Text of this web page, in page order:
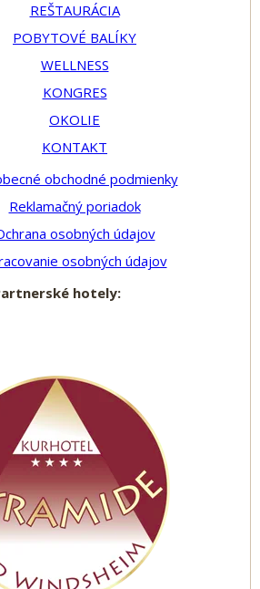
REŠTAURÁCIA
POBYTOVÉ BALÍKY
WELLNESS
KONGRES
OKOLIE
KONTAKT
obchodné podmienky
Reklamačný poriadok
osobných údajov
osobných údajov
hotely: